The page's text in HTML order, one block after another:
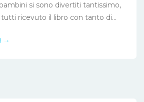
si sono divertiti tantissimo,
ricevuto il libro con tanto di...
→